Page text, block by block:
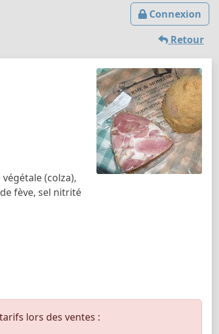
Connexion
Retour
(colza),
fève, sel nitrité
lors des ventes :